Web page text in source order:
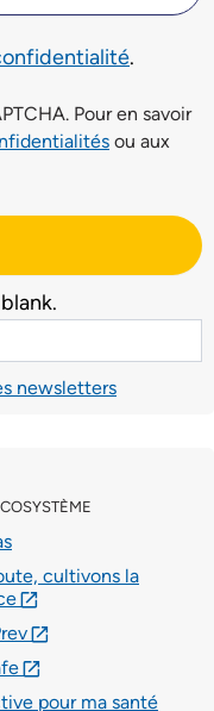
cultivons la
lien externe
lien externe
lien externe
pour ma santé
.
Pour en savoir
ou aux
newsletters